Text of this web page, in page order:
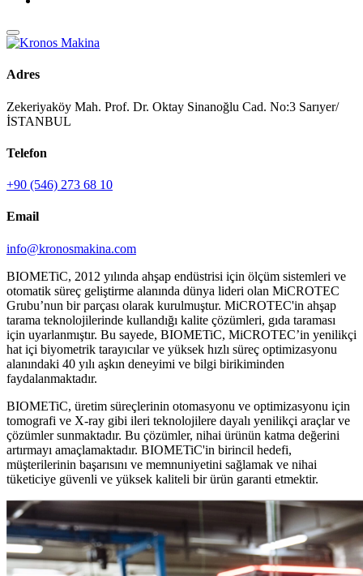
Adres
Zekeriyaköy Mah. Prof. Dr. Oktay Sinanoğlu Cad. No:3 Sarıyer/
İSTANBUL
Telefon
+90 (546) 273 68 10
Email
info@kronosmakina.com
BIOMETiC, 2012 yılında ahşap endüstrisi için ölçüm sistemleri ve
otomatik süreç geliştirme alanında dünya lideri olan MiCROTEC
Grubu’nun bir parçası olarak kurulmuştur. MiCROTEC'in ahşap
tarama teknolojilerinde kullandığı kalite çözümleri, gıda taraması
için uyarlanmıştır. Bu sayede, BIOMETiC, MiCROTEC’in yenilikçi
hat içi biyometrik tarayıcılar ve yüksek hızlı süreç optimizasyonu
alanındaki 40 yılı aşkın deneyimi ve bilgi birikiminden
faydalanmaktadır.
BIOMETiC, üretim süreçlerinin otomasyonu ve optimizasyonu için
tomografi ve X-ray gibi ileri teknolojilere dayalı yenilikçi araçlar ve
çözümler sunmaktadır. Bu çözümler, nihai ürünün katma değerini
artırmayı amaçlamaktadır. BIOMETiC'in birincil hedefi,
müşterilerinin başarısını ve memnuniyetini sağlamak ve nihai
tüketiciye güvenli ve yüksek kaliteli bir ürün garanti etmektir.